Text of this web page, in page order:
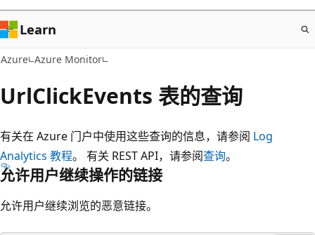
Learn
Azure Azure Monitor
UrlClickEvents 表的查询
有关在 Azure 门户中使用这些查询的信息，请参阅 Log
Analytics 教程。 有关 REST API，请参阅查询。
允许用户继续操作的链接
允许用户继续浏览的恶意链接。